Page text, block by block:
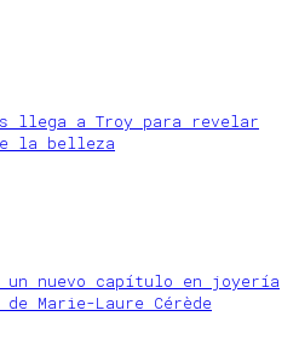
llega a Troy para revelar
la belleza
un nuevo capítulo en joyería
Marie-Laure Cérède